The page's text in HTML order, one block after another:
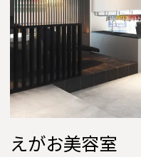
えがお美容室